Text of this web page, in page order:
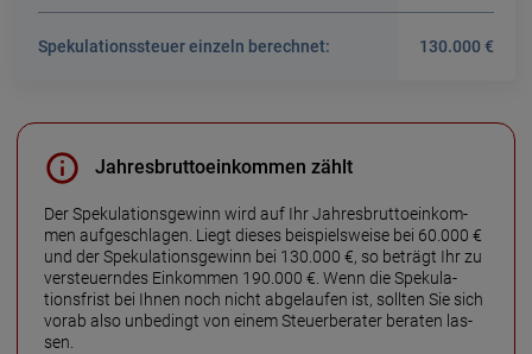
Spekulations­steuer ein­zeln berech­net: 130.000 €
Jahresbruttoeinkommen zählt
Der Spekula­tions­ge­winn wird auf Ihr Jahres­brutto­ein­kom­
men auf­ge­schla­gen. Liegt die­ses bei­spiels­weise bei 60.000 €
und der Speku­la­tions­ge­winn bei 130.000 €, so be­trägt Ihr zu
ver­steuern­des Ein­kom­men 190.000 €. Wenn die Speku­la­
tions­frist bei Ihnen noch nicht ab­ge­lau­fen ist, soll­ten Sie sich
vorab also unbe­dingt von einem Steuer­be­ra­ter be­ra­ten las­
sen.